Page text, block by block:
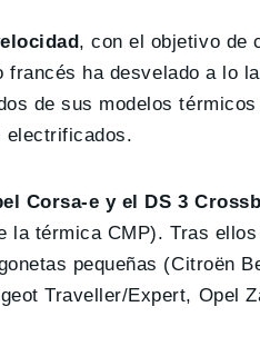
, con el objetivo de
ha desvelado a lo
de sus modelos
electrificados.
Corsa-e y el DS 3
térmica CMP). Tras ellos
pequeñas (Citroën
Traveller/Expert, Opel